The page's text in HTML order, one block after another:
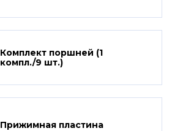
Комплект поршней (1
компл./9 шт.)
Прижимная пластина